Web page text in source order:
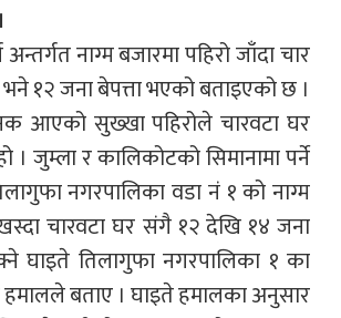
अन्तर्गत नाग्म बजारमा पहिरो जाँदा चार
१२ जना बेपत्ता भएको बताइएको छ ।
आएको सुख्खा पहिरोले चारवटा घर
जुम्ला र कालिकोटको सिमानामा पर्ने
नगरपालिका वडा नं १ को नाग्म
चारवटा घर संगै १२ देखि १४ जना
घाइते तिलागुफा नगरपालिका १ का
हमालले बताए । घाइते हमालका अनुसार